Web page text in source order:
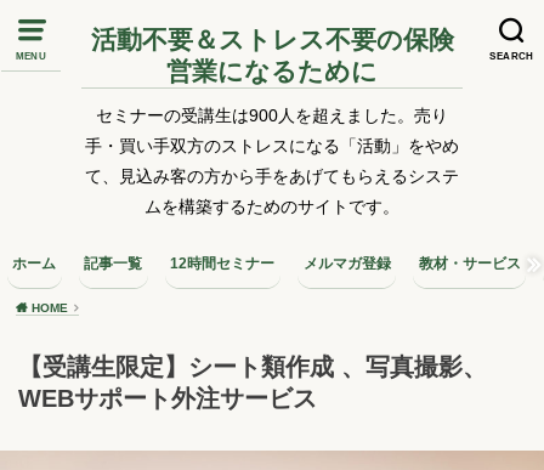
MENU SEARCH
活動不要＆ストレス不要の保険
営業になるために
セミナーの受講生は900人を超えました。売り
手・買い手双方のストレスになる「活動」をやめ
て、見込み客の方から手をあげてもらえるシステ
ムを構築するためのサイトです。
ホーム 記事一覧 12時間セミナー メルマガ登録 教材・サービス
HOME
【受講生限定】シート類作成 、写真撮影、
WEBサポート外注サービス